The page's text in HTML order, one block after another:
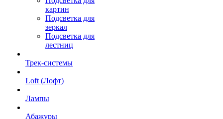
картин
Подсветка для
зеркал
Подсветка для
лестниц
Трек-системы
Loft (Лофт)
Лампы
Абажуры